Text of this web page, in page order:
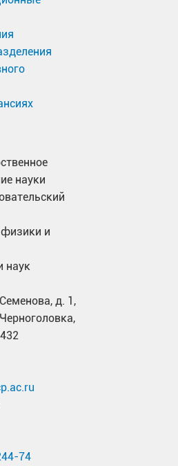
науки
и
наук
д. 1,
74